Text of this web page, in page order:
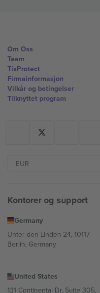
Om Oss
Team
TixProtect
Firmainformasjon
Vilkår og betingelser
Tilknyttet program
Kontorer og support
Germany
Unter den Linden 24, 10117
Berlin, Germany
United States
131 Continental Dr, Suite 305,